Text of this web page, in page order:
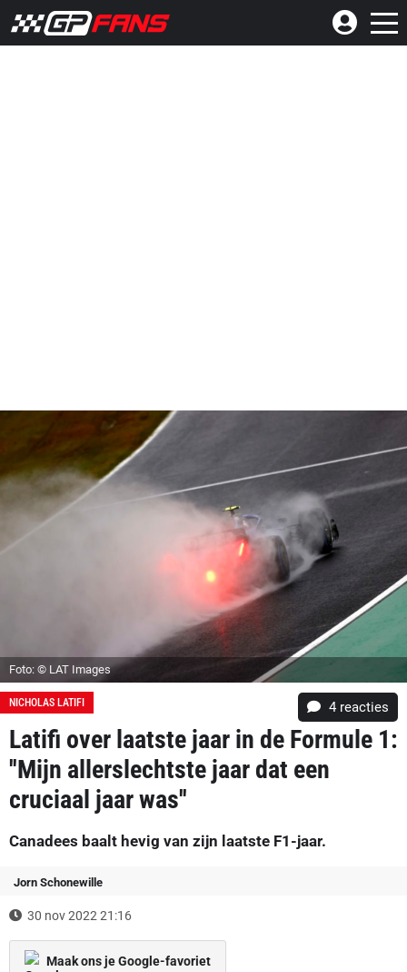
Foto: © LAT Images
NICHOLAS LATIFI 4 reacties
Latifi over laatste jaar in de Formule 1:
''Mijn allerslechtste jaar dat een
cruciaal jaar was''
Canadees baalt hevig van zijn laatste F1-jaar.
Jorn Schonewille
30 nov 2022 21:16
Maak ons je Google-favoriet